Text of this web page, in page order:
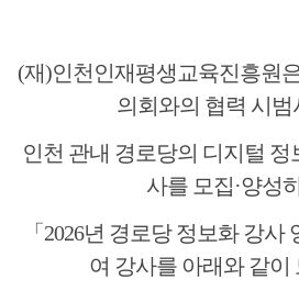
(재)인천인재평생교육진흥원
의회와의 협력 시범
인천 관내 경로당의 디지털
사를 모집·양성
「 2026년 경로당 정보화 강사
여 강사를 아래와 같이